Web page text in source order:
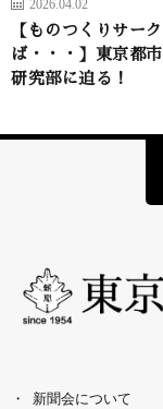
2026.04.02
【ものつくりサー
ば・・・】東京都
研究部に迫る！
新聞会について